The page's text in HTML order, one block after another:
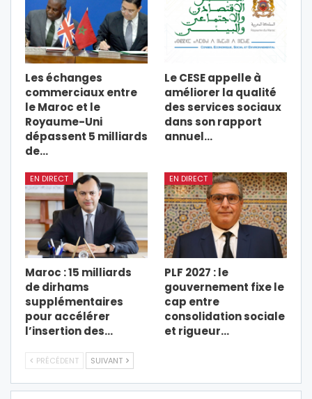
Les échanges
commerciaux entre
le Maroc et le
Royaume-Uni
dépassent 5 milliards
de…
Le CESE appelle à
améliorer la qualité
des services sociaux
dans son rapport
annuel…
EN DIRECT
Maroc : 15 milliards
de dirhams
supplémentaires
pour accélérer
l’insertion des…
EN DIRECT
PLF 2027 : le
gouvernement fixe le
cap entre
consolidation sociale
et rigueur…
PRÉCÉDENT SUIVANT